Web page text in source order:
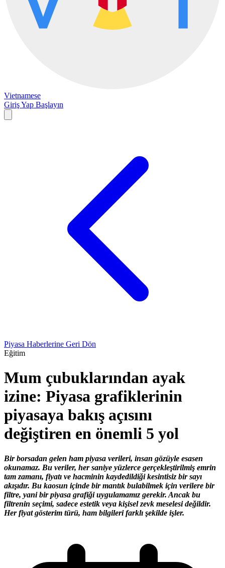
Vietnamese
Giriş Yap Başlayın
Piyasa Haberlerine Geri Dön
Eğitim
Mum çubuklarından ayak
izine: Piyasa grafiklerinin
piyasaya bakış açısını
değiştiren en önemli 5 yol
Bir borsadan gelen ham piyasa verileri, insan gözüyle esasen
okunamaz. Bu veriler, her saniye yüzlerce gerçekleştirilmiş emrin
tam zamanı, fiyatı ve hacminin kaydedildiği kesintisiz bir sayı
akışıdır. Bu kaosun içinde bir mantık bulabilmek için verilere bir
filtre, yani bir piyasa grafiği uygulamamız gerekir. Ancak bu
filtrenin seçimi, sadece estetik veya kişisel zevk meselesi değildir.
Her fiyat gösterim türü, ham bilgileri farklı şekilde işler.